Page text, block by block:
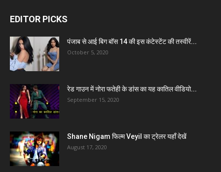
EDITOR PICKS
पंजाब से आई बिग बॉस 14 की इस कंटेस्टेंट की तस्वीरें...
October 5, 2020
रेड गाउन में नोरा फतेही के डांस का यह कातिल वीडियो...
September 15, 2020
Shane Nigam फिल्म Veyil का ट्रेलर यहाँ देखें
August 17, 2020